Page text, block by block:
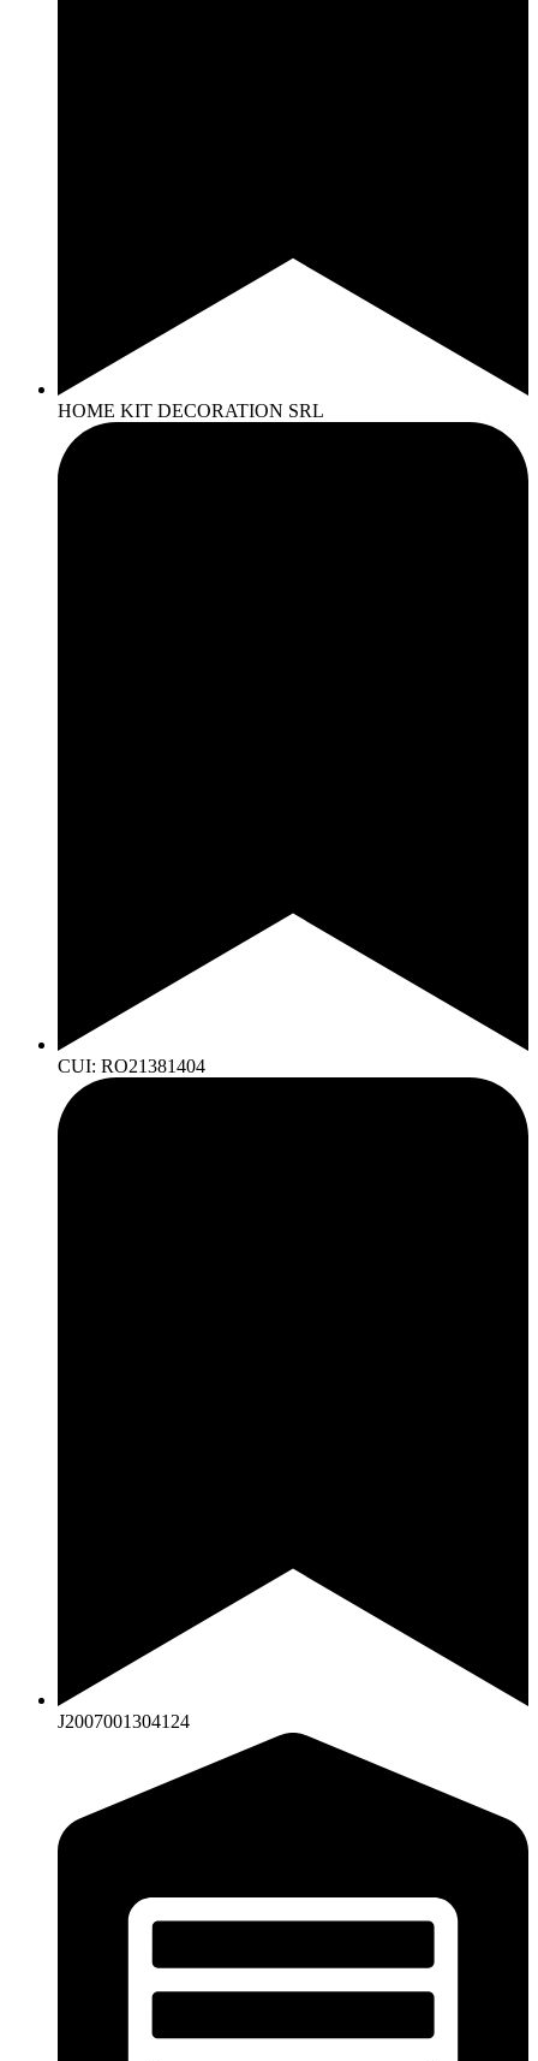
HOME KIT DECORATION SRL
CUI: RO21381404
J2007001304124